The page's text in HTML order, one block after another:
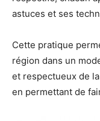
astuces et ses
Cette pratique
région dans un
et respectueux de
en permettant de